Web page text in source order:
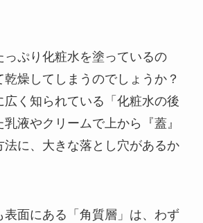
っぷり化粧水を塗っているの
燥してしまうのでしょうか？
広く知られている「化粧水の後
液やクリームで上から『蓋』
法に、大きな落とし穴があるか
表面にある「角質層」は、わず